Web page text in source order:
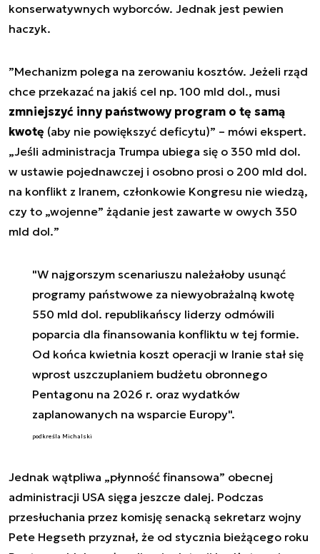
konserwatywnych wyborców. Jednak jest pewien
haczyk.
”Mechanizm polega na zerowaniu kosztów. Jeżeli rząd
chce przekazać na jakiś cel np. 100 mld dol., musi
zmniejszyć inny państwowy program o tę samą
kwotę (aby nie powiększyć deficytu)” – mówi ekspert.
„Jeśli administracja Trumpa ubiega się o 350 mld dol.
w ustawie pojednawczej i osobno prosi o 200 mld dol.
na konflikt z Iranem, członkowie Kongresu nie wiedzą,
czy to „wojenne” żądanie jest zawarte w owych 350
mld dol.”
"W najgorszym scenariuszu należałoby usunąć
programy państwowe za niewyobrażalną kwotę
550 mld dol. republikańscy liderzy odmówili
poparcia dla finansowania konfliktu w tej formie.
Od końca kwietnia koszt operacji w Iranie stał się
wprost uszczuplaniem budżetu obronnego
Pentagonu na 2026 r. oraz wydatków
zaplanowanych na wsparcie Europy".
podkreśla Michalski
Jednak wątpliwa „płynność finansowa” obecnej
administracji USA sięga jeszcze dalej. Podczas
przesłuchania przez komisję senacką sekretarz wojny
Pete Hegseth przyznał, że od stycznia bieżącego roku